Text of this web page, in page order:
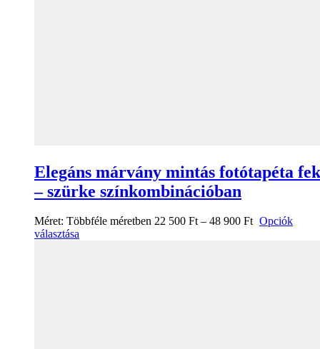
Elegáns márvány mintás fotótapéta
– szürke színkombinációban
Méret: Többféle méretben 22 500 Ft– 48 900 Ft Opciók
választása